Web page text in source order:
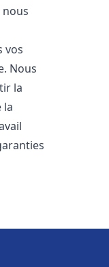
vos
Nous
la
la